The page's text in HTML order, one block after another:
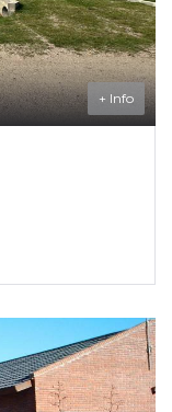
+ Info